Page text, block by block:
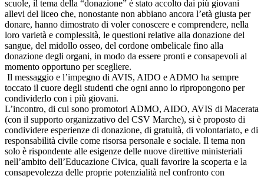
scuole, il tema della “donazione” è stato accolto dai più giovani
allevi del liceo che, nonostante non abbiano ancora l’età giusta per
donare, hanno dimostrato di voler conoscere e comprendere, nella
loro varietà e complessità, le questioni relative alla donazione del
sangue, del midollo osseo, del cordone ombelicale fino alla
donazione degli organi, in modo da essere pronti e consapevoli al
momento opportuno per scegliere.
Il messaggio e l’impegno di AVIS, AIDO e ADMO ha sempre
toccato il cuore degli studenti che ogni anno lo ripropongono per
condividerlo con i più giovani.
L’incontro, di cui sono promotori ADMO, AIDO, AVIS di Macerata
(con il supporto organizzativo del CSV Marche), si è proposto di
condividere esperienze di donazione, di gratuità, di volontariato, e di
responsabilità civile come risorsa personale e sociale. Il tema non
solo è rispondente alle esigenze delle nuove direttive ministeriali
nell’ambito dell’Educazione Civica, quali favorire la scoperta e la
consapevolezza delle proprie potenzialità nel confronto con